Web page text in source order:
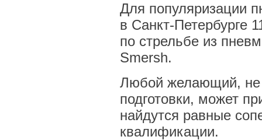
Для популяризации
в Санкт-Петербурге
по стрельбе из
Smersh.
Любой желающий, не
подготовки, может
найдутся равные
квалификации.